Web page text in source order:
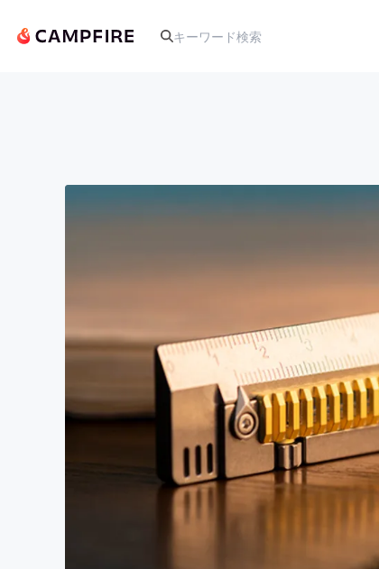
ビジネス・起業
まちづくり・地域活性化